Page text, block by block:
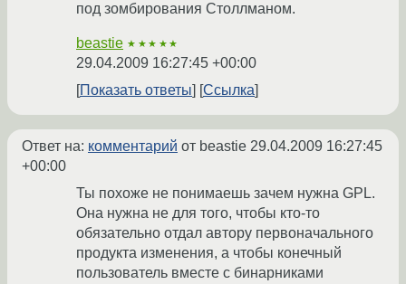
под зомбирования Столлманом.
beastie ★★★★★
29.04.2009 16:27:45 +00:00
Показать ответы
Ссылка
Ответ на: комментарий от beastie 29.04.2009 16:27:45
+00:00
Ты похоже не понимаешь зачем нужна GPL.
Она нужна не для того, чтобы кто-то
обязательно отдал автору первоначального
продукта изменения, а чтобы конечный
пользователь вместе с бинарниками